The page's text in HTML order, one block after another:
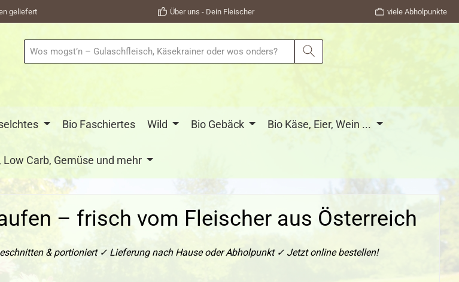
geliefert Über uns - Dein Fleischer viele Abholpunkte
Bio Faschiertes Wild Bio Gebäck Bio Käse, Eier, Wein ...
Low Carb, Gemüse und mehr
– frisch vom Fleischer aus Österreich
& portioniert ✓ Lieferung nach Hause oder Abholpunkt ✓ Jetzt online bestellen!